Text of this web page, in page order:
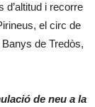
d’altitud i recorre
el circ de
de Tredòs,
de neu a la